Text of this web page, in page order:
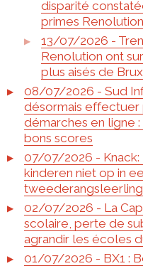
disparité
primes
13/07/2026 -
Renolution ont
plus aisés de
08/07/2026 - Sud
désormais
démarches en ligne
bons scores
07/07/2026 -
kinderen niet op in
02/07/2026 - La
scolaire, perte de
agrandir les écoles
01/07/2026 - BX1 :